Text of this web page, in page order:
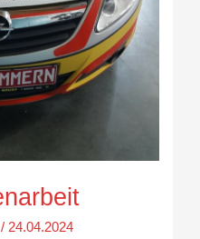
/ 24.04.2024